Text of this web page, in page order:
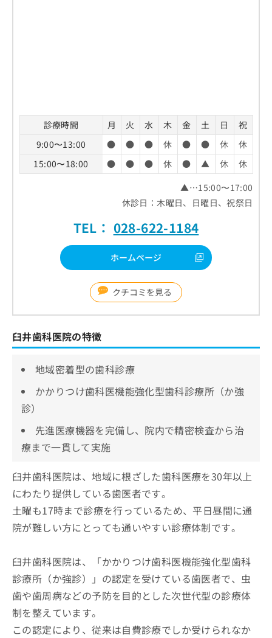
診療時間 月 火 水 木 金 土 日
祝
9:00〜13:00
● ● ● 休 ● ● 休
休
15:00〜18:00
● ● ● 休 ● ▲ 休
休
▲…15:00〜17:00
休診日：木曜日、日曜日、祝祭日
TEL： 028-622-1184
ホームページ
クチコミを見る
臼井歯科医院の特徴
地域密着型の歯科診療
かかりつけ歯科医機能強化型歯科診療所（か強
診）
先進医療機器を完備し、院内で精密検査から治
療まで一貫して実施
臼井歯科医院は、地域に根ざした歯科医療を30年以上
にわたり提供している歯医者です。
土曜も17時まで診療を行っているため、平日昼間に通
院が難しい方にとっても通いやすい診療体制です。
臼井歯科医院は、「かかりつけ歯科医機能強化型歯科
診療所（か強診）」の認定を受けている歯医者で、虫
歯や歯周病などの予防を目的とした次世代型の診療体
制を整えています。
この認定により、従来は自費診療でしか受けられなか